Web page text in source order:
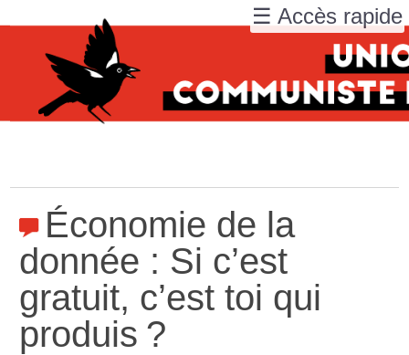
Économie de la
donnée : Si c’est
gratuit, c’est toi qui
produis ?
☰ Accès rapide